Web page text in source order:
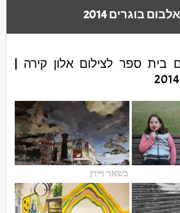
אלבום בוגרים 2014
בית ספר לצילום אלון קירה |
בשאר זיידן